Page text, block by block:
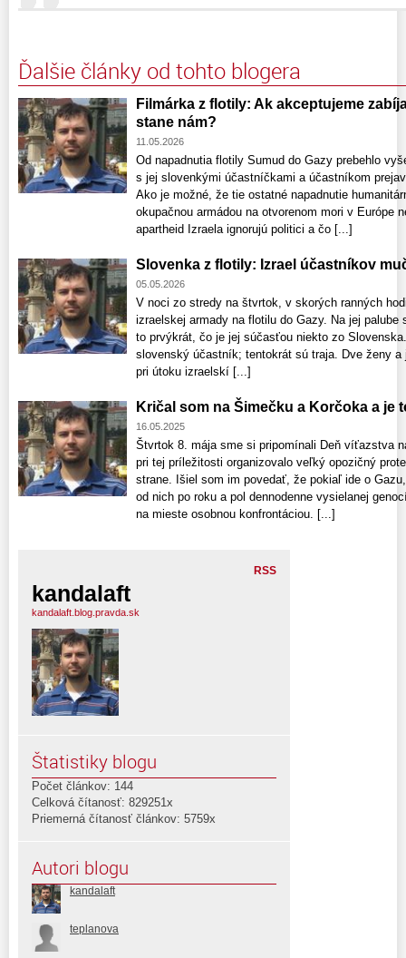
Ďalšie články od tohto blogera
Filmárka z flotily: Ak akceptujeme
stane nám?
11.05.2026
Od napadnutia flotily Sumud do Gazy prebehlo
s jej slovenkými účastníčkami a účastníkom
Ako je možné, že tie ostatné napadnutie
okupačnou armádou na otvorenom mori v Európe
apartheid Izraela ignorujú politici a čo [...]
Slovenka z flotily: Izrael účastníkov
05.05.2026
V noci zo stredy na štvrtok, v skorých ranných
izraelskej armady na flotilu do Gazy. Na jej
to prvýkrát, čo je jej súčasťou niekto zo
slovenský účastník; tentokrát sú traja. Dve ženy
pri útoku izraelskí [...]
Kričal som na Šimečku a Korčoka a je
16.05.2025
Štvrtok 8. mája sme si pripomínali Deň víťazstva
pri tej príležitosti organizovalo veľký opozičný
strane. Išiel som im povedať, že pokiaľ ide o
od nich po roku a pol dennodenne vysielanej
na mieste osobnou konfrontáciou. [...]
RSS
kandalaft
kandalaft.blog.pravda.sk
Štatistiky blogu
Počet článkov: 144
Celková čítanosť: 829251x
Priemerná čítanosť článkov: 5759x
Autori blogu
kandalaft
teplanova